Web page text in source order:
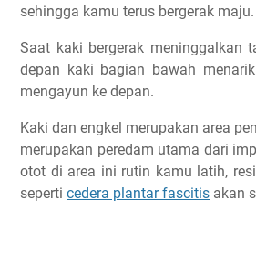
sehingga kamu terus bergerak maju.
Saat kaki bergerak meninggalkan
depan kaki bagian bawah
mengayun ke depan.
Kaki dan engkel merupakan area
merupakan peredam utama dari
otot di area ini rutin kamu latih,
seperti cedera plantar fascitis akan